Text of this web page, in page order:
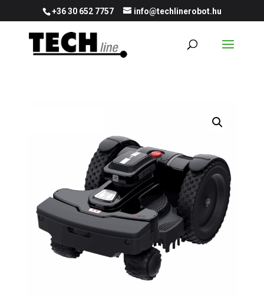
+36 30 652 7757 info@techlinerobot.hu